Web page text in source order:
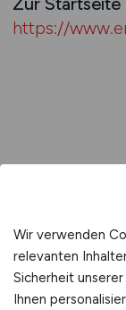
https://
Wir verwenden
relevanten
Sicherheit
Ihnen